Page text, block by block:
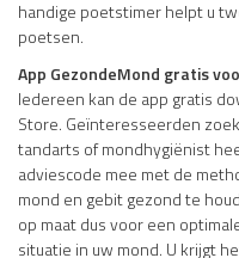
handige poetstimer helpt u
poetsen.
App GezondeMond gratis
Iedereen kan de app gratis
Store. Geïnteresseerden
tandarts of mondhygiënist
adviescode mee met de
mond en gebit gezond te
op maat dus voor een
situatie in uw mond. U krijgt